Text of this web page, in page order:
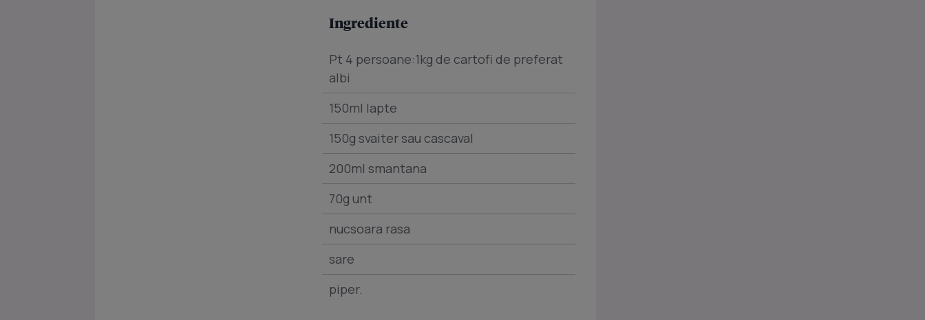
Ingrediente
Pt 4 persoane:1kg de cartofi de preferat
albi
150ml lapte
150g svaiter sau cascaval
200ml smantana
70g unt
nucsoara rasa
sare
piper.